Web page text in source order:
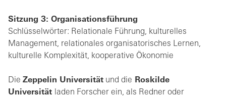
Sitzung 3: Organisationsführung
Schlüsselwörter: Relationale Führung, kulturelles
Management, relationales organisatorisches Lernen,
kulturelle Komplexität, kooperative Ökonomie
Die Zeppelin Universität und die Roskilde
Universität laden Forscher ein, als Redner oder